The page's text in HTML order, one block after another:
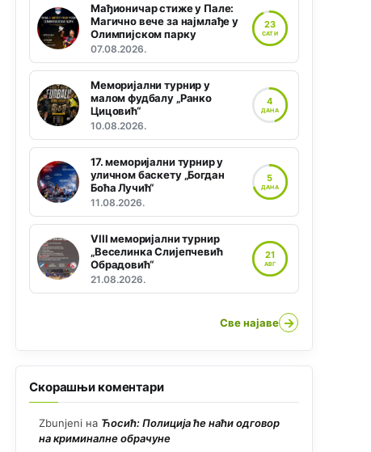
Мађионичар стиже у Пале:
Магично вече за најмлађе у
Олимпијском парку
07.08.2026.
23
САТИ
Меморијални турнир у
малом фудбалу „Ранко
Цицовић“
10.08.2026.
4
ДАНА
17. меморијални турнир у
уличном баскету „Богдан
Боћа Лучић“
11.08.2026.
5
ДАНА
VIII меморијални турнир
„Веселинка Слијепчевић
Обрадовић“
21.08.2026.
21
АВГ
Све најаве →
Скорашњи коментари
Zbunjeni на Ћосић: Полиција ће наћи одговор
на криминалне обрачуне